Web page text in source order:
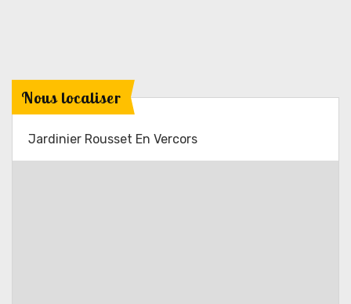
Nous localiser
Jardinier Rousset En Vercors